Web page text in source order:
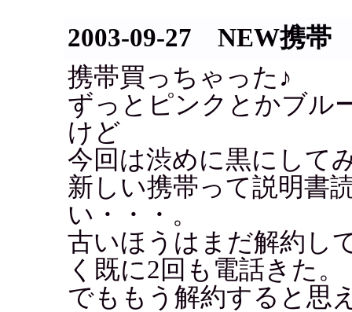
2003-09-27 NEW携帯
携帯買っちゃった♪
ずっとピンクとかブル
けど
今回は渋めに黒にして
新しい携帯って説明書
い・・・。
古いほうはまだ解約し
く既に2回も電話きた。
でももう解約すると思